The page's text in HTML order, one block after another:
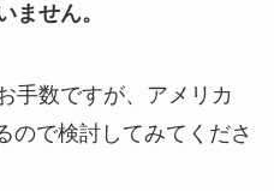
ません。
手数ですが、アメリカ
ので検討してみてくださ